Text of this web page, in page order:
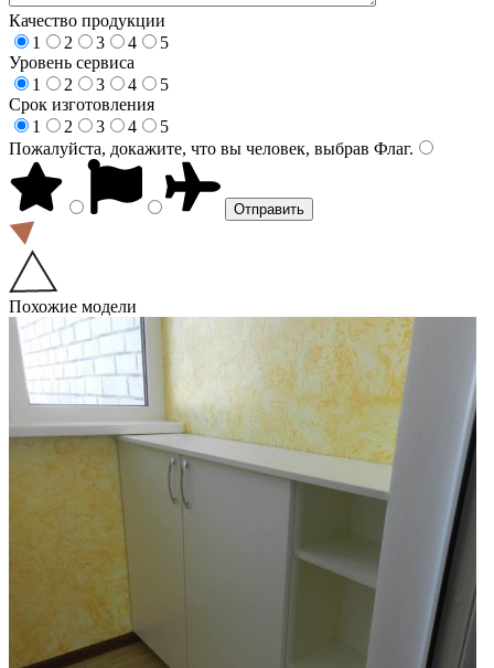
Качество продукции
1
2 3 4
5
Уровень сервиса
1
2 3 4
5
Срок изготовления
1
2 3 4
5
Пожалуйста, докажите, что вы человек, выбрав Флаг.
Похожие модели